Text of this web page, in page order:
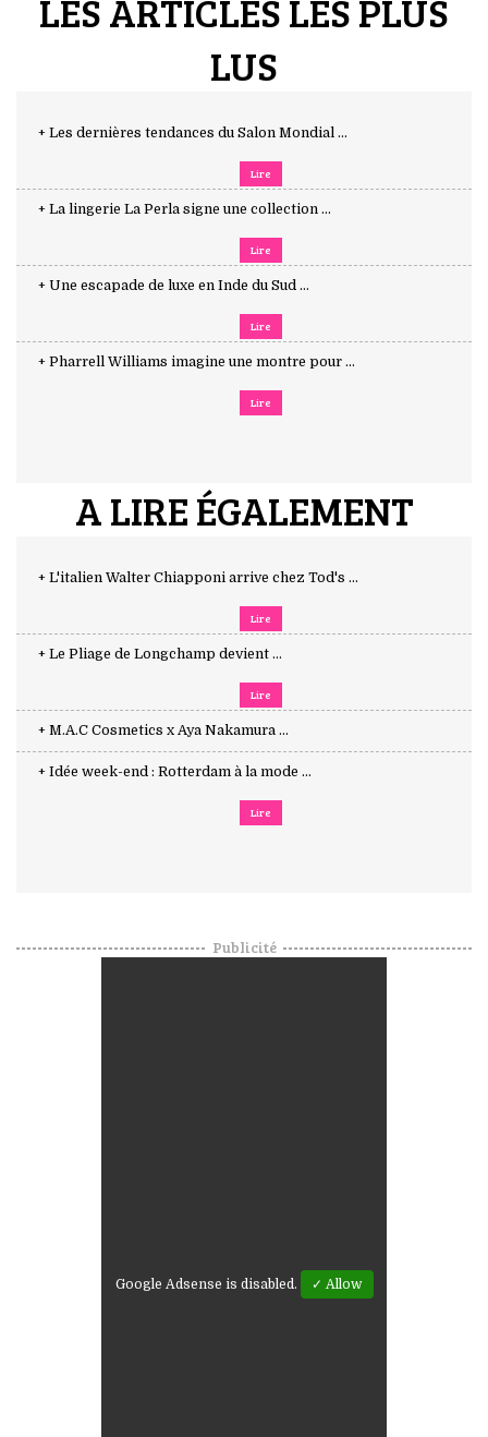
LES ARTICLES LES PLUS
LUS
+ Les dernières tendances du Salon Mondial ...
Lire
+ La lingerie La Perla signe une collection ...
Lire
+ Une escapade de luxe en Inde du Sud ...
Lire
+ Pharrell Williams imagine une montre pour ...
Lire
A LIRE ÉGALEMENT
+ L'italien Walter Chiapponi arrive chez Tod's ...
Lire
+ Le Pliage de Longchamp devient ...
Lire
+ M.A.C Cosmetics x Aya Nakamura ...
+ Idée week-end : Rotterdam à la mode ...
Lire
Publicité
Google Adsense is disabled. ✓ Allow